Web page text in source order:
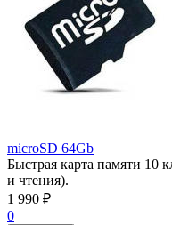
microSD 64Gb
Быстрая карта памяти 10
и чтения).
1 990 ₽
0